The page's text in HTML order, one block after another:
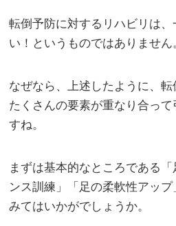
転倒予防に対するリハビリは
い！というものではありません。
なぜなら、上述したように、
たくさんの要素が重なり合っ
すね。
まずは基本的なところである
ンス訓練」「足の柔軟性アッ
みてはいかがでしょうか。